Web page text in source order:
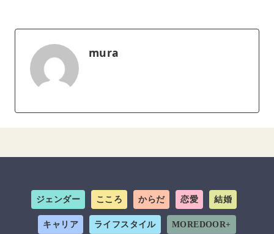
mura
ジェンダー こころ からだ 恋愛 結婚
キャリア ライフスタイル MOREDOOR+